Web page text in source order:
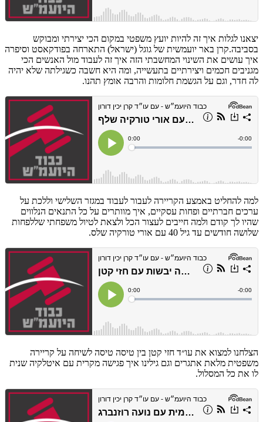
יצאנו לגלות איך זה להיות יועץ משפטי במקום הכי יצירתי ומבוקש
בסביבה.קרן באר יועמשית של גוגל (ישראל) התארחה בפודקאסט וסיפרה
איך עושים את השינוי המחשבתי הזה איך זה לעבוד מול האנשים הכי
מגניבים חכמים ויצירתיים בתעשייה, ומה היא חשבה כשגילתה שלא יהיה
לה חדר, וגם על הגשמת חלומות והרבה אומץ תהנו.
למה להחליט באמצע הקריירה לעבור לעבוד במגזר השלישי וללכת על
ערכים חברתיים ופחות עסקיים, איך מוותרים על כל התנאים הנלווים
שהיו לך קודם ולמה חייבים לעצור הכל ולצאת לטיול משפחתי שללפחות
שלושה חודשים עד גיל 40 עם אורי טורקיה שלס.
הצלחנו למצוא את עו״ד חזי קטן בין טיסה טיסה לשיחה על קריירה
משפטית מלאת אתגרים וגם גילינו איך פגישה מקרית עם איטלקיה שנית
לו את כל המסלול.